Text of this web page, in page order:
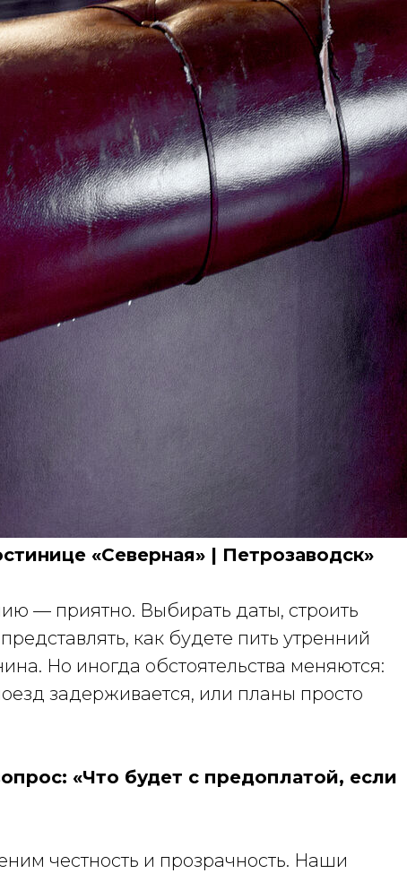
«Северная» | Петрозаводск»
— приятно. Выбирать даты, строить
как будете пить утренний
Но иногда обстоятельства меняются:
задерживается, или планы просто
«Что будет с предоплатой, если
честность и прозрачность. Наши